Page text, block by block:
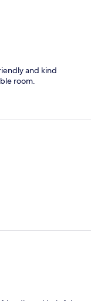
and kind
room.